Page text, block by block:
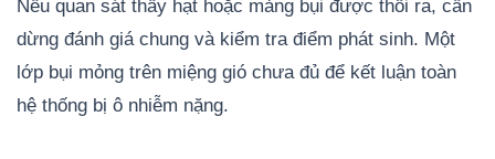
Nếu quan sát thấy hạt hoặc mảng bụi được thổi ra, cần
dừng đánh giá chung và kiểm tra điểm phát sinh. Một
lớp bụi mỏng trên miệng gió chưa đủ để kết luận toàn
hệ thống bị ô nhiễm nặng.